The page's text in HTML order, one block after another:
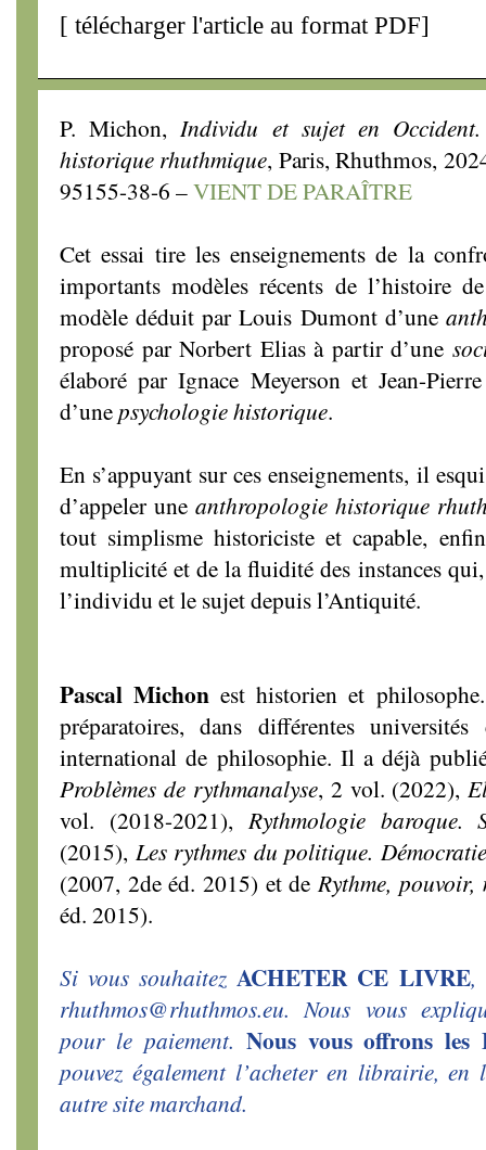
[ télécharger l'article au format PDF]
P. Michon,Individu et sujet en
historique rhuthmique, Paris, Rhuthmos,
95155-38-6 –VIENT DE PARAÎTRE
Cet essai tire les enseignements de la
importants modèles récents de l’histoire
modèle déduit par Louis Dumont d’une
proposé par Norbert Elias à partir d’une
élaboré par Ignace Meyerson et Jean-
d’unepsychologie historique.
En s’appuyant sur ces enseignements, il
d’appeler uneanthropologie historique
tout simplisme historiciste et capable,
multiplicité et de la fluidité des instances
l’individu et le sujet depuis l’Antiquité.
Pascal Michon est historien et
préparatoires, dans différentes
international de philosophie. Il a déjà
Problèmes de rythmanalyse, 2 vol. (2022),
vol. (2018-2021),Rythmologie baroque.
(2015), Les rythmes du politique.
(2007, 2de éd. 2015) et deRythme,
éd. 2015).
Si vous souhaitezACHETER CE LIVRE,
rhuthmos@rhuthmos.eu. Nous vous
pour le paiement. Nous vous offrons les
pouvez également l’acheter en librairie,
autre site marchand.